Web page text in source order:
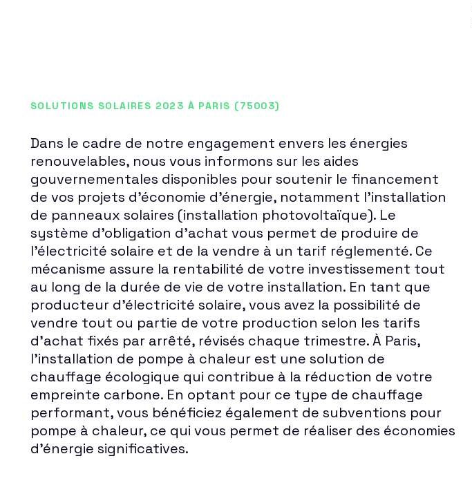
SOLUTIONS SOLAIRES 2023 À PARIS (75003)
Dans le cadre de notre engagement envers les énergies
renouvelables, nous vous informons sur les aides
gouvernementales disponibles pour soutenir le financement
de vos projets d'économie d'énergie, notamment l'installation
de panneaux solaires (installation photovoltaïque). Le
système d'obligation d'achat vous permet de produire de
l'électricité solaire et de la vendre à un tarif réglementé. Ce
mécanisme assure la rentabilité de votre investissement tout
au long de la durée de vie de votre installation. En tant que
producteur d'électricité solaire, vous avez la possibilité de
vendre tout ou partie de votre production selon les tarifs
d'achat fixés par arrêté, révisés chaque trimestre. À Paris,
l'installation de pompe à chaleur est une solution de
chauffage écologique qui contribue à la réduction de votre
empreinte carbone. En optant pour ce type de chauffage
performant, vous bénéficiez également de subventions pour
pompe à chaleur, ce qui vous permet de réaliser des économies
d'énergie significatives.